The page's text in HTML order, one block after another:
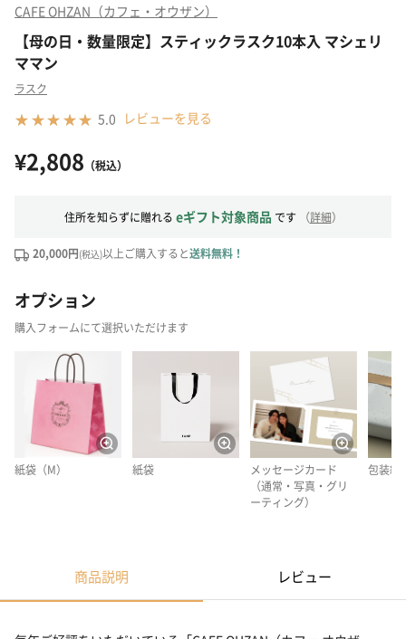
CAFE OHZAN（カフェ・オウザン）
【母の日・数量限定】スティックラスク10本入 マシェリ
ママン
ラスク
5.0 レビューを見る
¥2,808 （税込）
住所を知らずに贈れる eギフト対象商品 です （詳細）
20,000円(税込)以上ご購入すると送料無料！
オプション
購入フォームにて選択いただけます
紙袋（M） 紙袋
メッセージカード
（通常・写真・グリ
ーティング）
包装紙
商品説明 レビュー